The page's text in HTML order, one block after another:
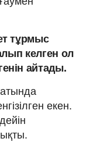
тұрмыс
келген ол
айтады.
екен.